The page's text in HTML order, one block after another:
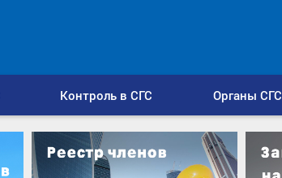
Контроль в СГС Органы СГС